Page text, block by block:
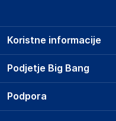
Podjetje Big Bang
O podjetju
Koristne informacije
Prodajna mesta
Storitve
Dostava, vnos in odvoz
Podpora